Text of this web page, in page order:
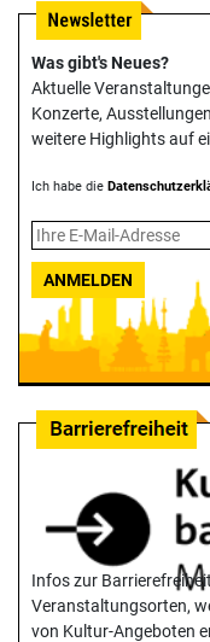
Was gibt's Neues?
Aktuelle
Konzerte,
weitere Highlights auf
Ich habe die
ANMELDEN
Infos zur
Veranstaltungsorten,
von Kultur-Angeboten